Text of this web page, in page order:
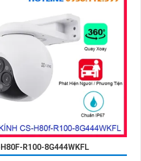
R100-8G444WKFL